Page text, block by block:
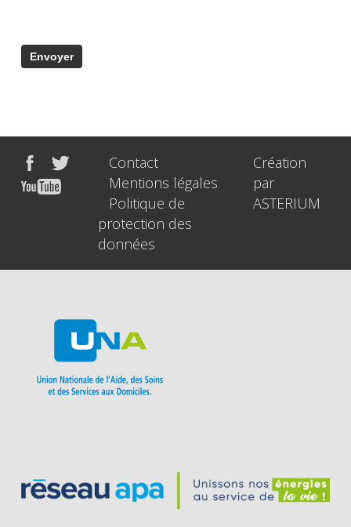
Contact
Mentions légales
Politique de
protection des
données
Création
par
ASTERIUM